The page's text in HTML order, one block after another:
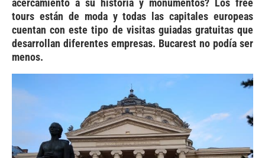
acercamiento a su historia y monumentos? Los free
tours están de moda y todas las capitales europeas
cuentan con este tipo de visitas guiadas gratuitas que
desarrollan diferentes empresas. Bucarest no podía ser
menos.